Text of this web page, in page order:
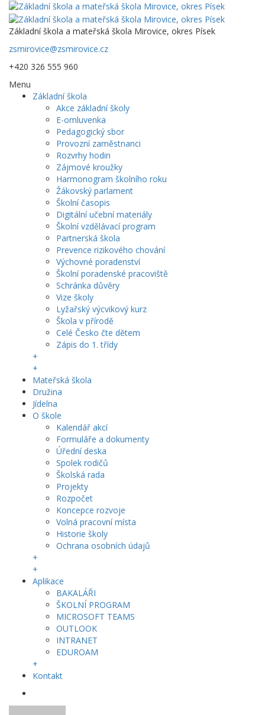
Základní škola a mateřská škola Mirovice, okres Písek
zsmirovice@zsmirovice.cz
+420 326 555 960
Menu
Základní škola
Akce základní školy
E-omluvenka
Pedagogický sbor
Provozní zaměstnanci
Rozvrhy hodin
Zájmové kroužky
Harmonogram školního roku
Žákovský parlament
Školní časopis
Digitální učební materiály
Školní vzdělávací program
Partnerská škola
Prevence rizikového chování
Výchovné poradenství
Školní poradenské pracoviště
Schránka důvěry
Vize školy
Lyžařský výcvikový kurz
Škola v přírodě
Celé Česko čte dětem
Zápis do 1. třídy
+
+
Mateřská škola
Družina
Jídelna
O škole
Kalendář akcí
Formuláře a dokumenty
Úřední deska
Spolek rodičů
Školská rada
Projekty
Rozpočet
Koncepce rozvoje
Volná pracovní místa
Historie školy
Ochrana osobních údajů
+
+
Aplikace
BAKALÁŘI
ŠKOLNÍ PROGRAM
MICROSOFT TEAMS
OUTLOOK
INTRANET
EDUROAM
+
Kontakt